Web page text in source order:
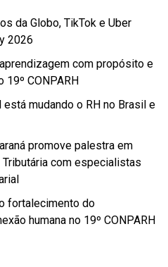
da Globo, TikTok e Uber
2026
com propósito e
CONPARH
mudando o RH no Brasil e
promove palestra em
com especialistas
fortalecimento do
humana no 19º CONPARH